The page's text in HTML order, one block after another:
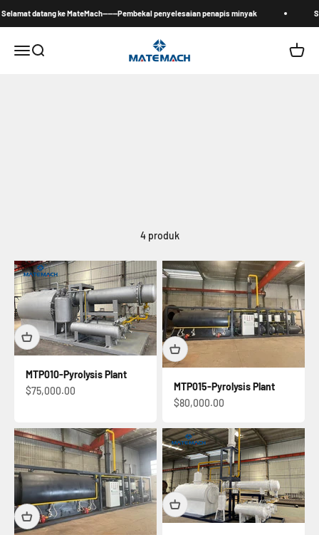
datang ke MateMach------Pembekal penyelesaian penapis minyak
MenuSearch
MateMach
Cart
4 produk
MTP010-Pyrolysis Plant
Harga jualan
$75,000.00
MTP015-Pyrolysis Plant
Harga jualan
$80,000.00